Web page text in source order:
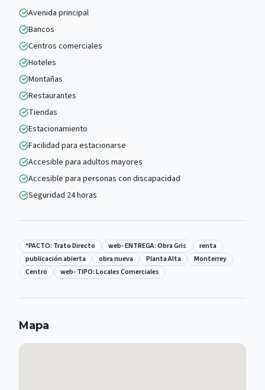
Avenida principal
Bancos
Centros comerciales
Hoteles
Montañas
Restaurantes
Tiendas
Estacionamiento
Facilidad para estacionarse
Accesible para adultos mayores
Accesible para personas con discapacidad
Seguridad 24 horas
*PACTO: Trato Directo web- ENTREGA: Obra Gris
renta
publicación abierta
obra nueva Planta Alta
Monterrey
Centro
web- TIPO: Locales Comerciales
Mapa